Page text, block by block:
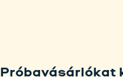
Próbavásárlókat